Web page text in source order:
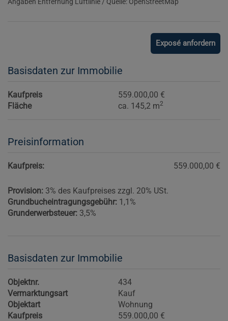
Exposé anfordern
Basisdaten zur Immobilie
Kaufpreis
559.000,00 €
Fläche
ca. 145,2 m2
Preisinformation
Kaufpreis: 559.000,00 €
Provision: 3% des Kaufpreises zzgl. 20% USt.
Grundbucheintragungsgebühr: 1,1%
Grunderwerbsteuer: 3,5%
Basisdaten zur Immobilie
Objektnr.
434
Vermarktungsart
Kauf
Objektart
Wohnung
Kaufpreis
559.000,00 €